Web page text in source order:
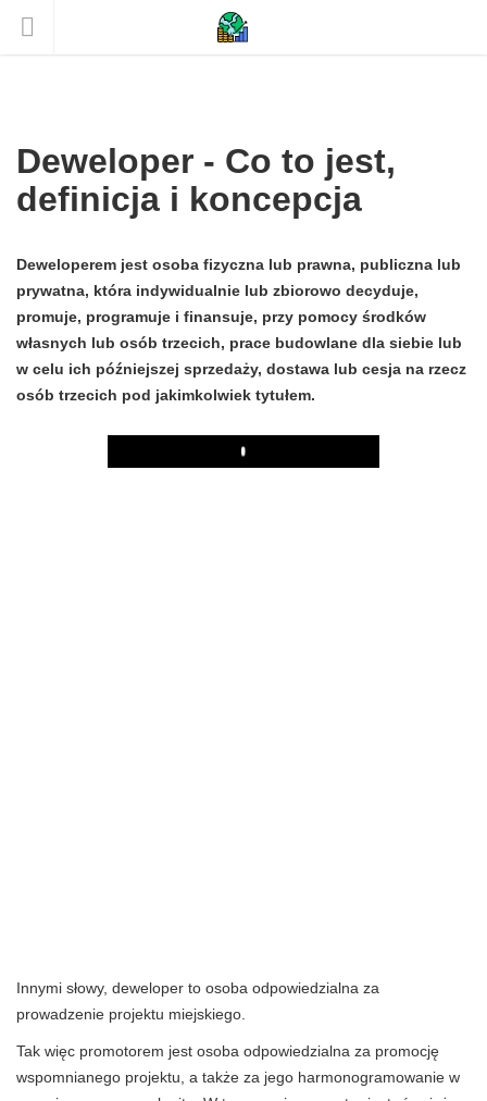
Deweloper - Co to jest,
definicja i koncepcja
Deweloperem jest osoba fizyczna lub prawna, publiczna lub
prywatna, która indywidualnie lub zbiorowo decyduje,
promuje, programuje i finansuje, przy pomocy środków
własnych lub osób trzecich, prace budowlane dla siebie lub
w celu ich późniejszej sprzedaży, dostawa lub cesja na rzecz
osób trzecich pod jakimkolwiek tytułem.
Play
Innymi słowy, deweloper to osoba odpowiedzialna za
prowadzenie projektu miejskiego.
Tak więc promotorem jest osoba odpowiedzialna za promocję
wspomnianego projektu, a także za jego harmonogramowanie w